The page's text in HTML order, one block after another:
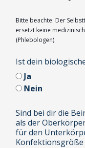
Bitte beachte: Der
ersetzt keine
(Phlebologen).
Ist dein
Ja
Nein
Sind bei dir die
als der
für den